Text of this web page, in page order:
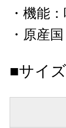
機能 ：
原産国
■サイ